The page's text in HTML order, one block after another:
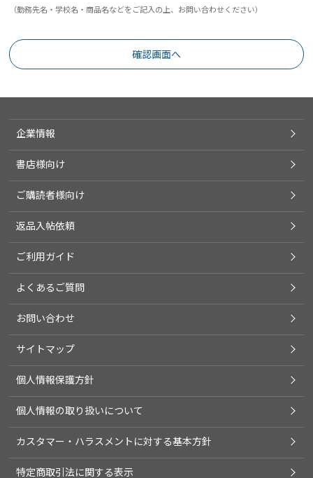
（勤務先名・学校名・商品名などをご記入の上、お問い合わせください）
企業情報
書店様向け
ご購読者様向け
返品入帖依頼
ご利用ガイド
よくあるご質問
お問い合わせ
サイトマップ
個人情報保護方針
個人情報の取り扱いについて
カスタマー・ハラスメントに対する基本方針
特定商取引法に関する表示